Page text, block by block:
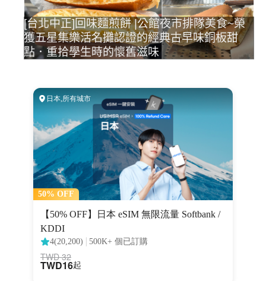
[台北中正]回味麵煎餅 |公館夜市排隊美食~榮
獲五星集樂活名攤認證的經典古早味銅板甜
點．重拾學生時的懷舊滋味